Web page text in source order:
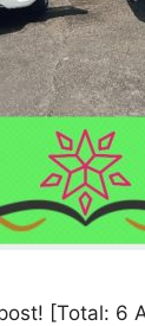
[Total: 6